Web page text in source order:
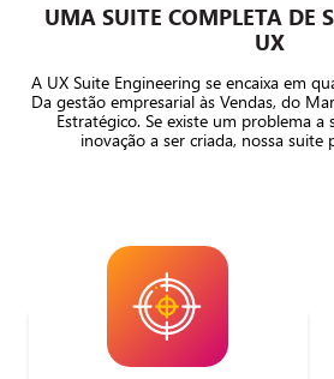
UMA SUITE COMPLETA DE
UX
A UX Suite Engineering se encaixa em
Da gestão empresarial às Vendas, do
Estratégico. Se existe um problema
inovação a ser criada, nossa suite